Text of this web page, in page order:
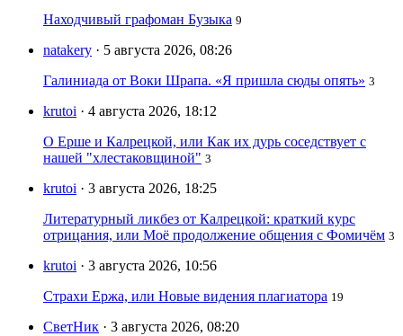
Находчивый графоман Бузыка 9
natakery · 5 августа 2026, 08:26
Галиниада от Воки Шрапа. «Я пришла сюды опять» 3
krutoi · 4 августа 2026, 18:12
О Ерше и Калрецкой, или Как их дурь соседствует с
нашей "хлестаковщиной" 3
krutoi · 3 августа 2026, 18:25
Литературный ликбез от Калрецкой: краткий курс
отрицания, или Моё продолжение общения с Фомичём 3
krutoi · 3 августа 2026, 10:56
Страхи Ержа, или Новые видения плагиатора 19
СветНик · 3 августа 2026, 08:20